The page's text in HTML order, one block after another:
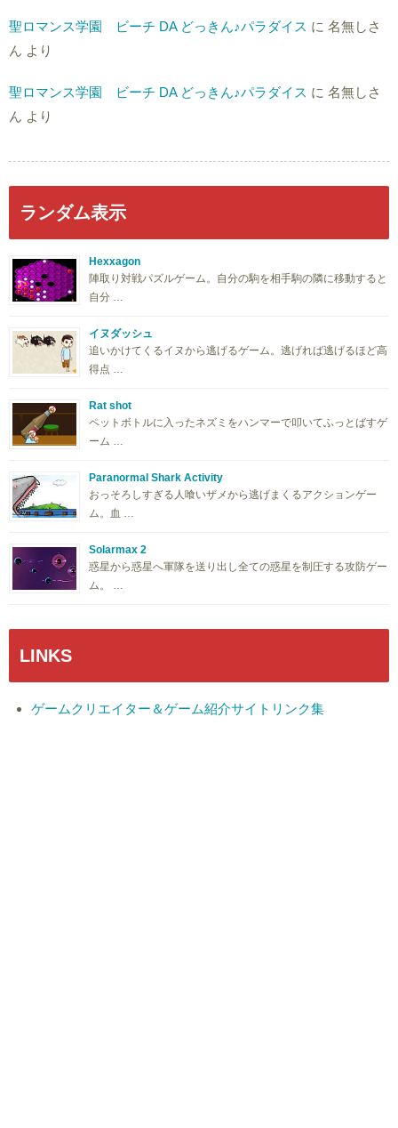
聖ロマンス学園 ビーチ DA どっきん♪パラダイス に 名無しさ
ん より
聖ロマンス学園 ビーチ DA どっきん♪パラダイス に 名無しさ
ん より
ランダム表示
Hexxagon
陣取り対戦パズルゲーム。自分の駒を相手駒の隣に移動すると
自分 …
イヌダッシュ
追いかけてくるイヌから逃げるゲーム。逃げれば逃げるほど高
得点 …
Rat shot
ペットボトルに入ったネズミをハンマーで叩いてふっとばすゲ
ーム …
Paranormal Shark Activity
おっそろしすぎる人喰いザメから逃げまくるアクションゲー
ム。血 …
Solarmax 2
惑星から惑星へ軍隊を送り出し全ての惑星を制圧する攻防ゲー
ム。 …
LINKS
ゲームクリエイター＆ゲーム紹介サイトリンク集